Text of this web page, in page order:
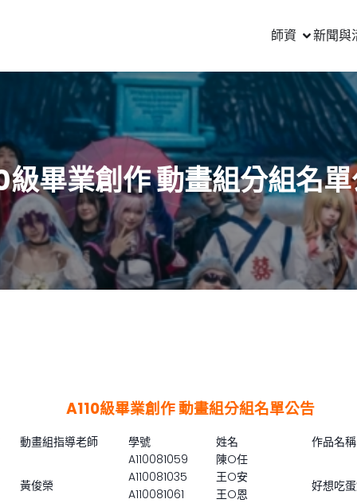
師資 新聞與
級畢業創作 動畫組分組名
A110級畢業創作 動畫組分組名單公告
動畫組指導老師 學號 姓名 作品名稱
黃俊榮
A110081059
陳O任
好想吃
A110081035
王O安
A110081061
王O恩